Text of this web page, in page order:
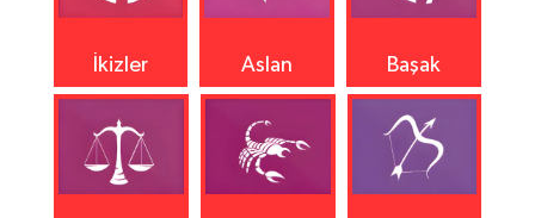
İkizler Aslan Başak